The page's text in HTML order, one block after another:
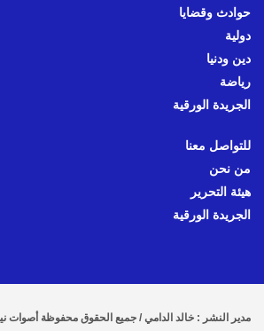
حوادث وقضايا
دولية
دين ودنيا
رياضة
الجريدة الورقية
للتواصل معنا
من نحن
هيئة التحرير
الجريدة الورقية
مدير النشر : خالد الدامي / جميع الحقوق محفوظة أصوات نيوز